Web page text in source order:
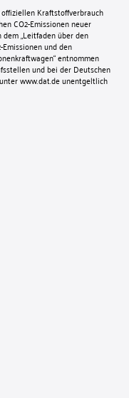
Kraftstoffverbrauch
CO2-Emissionen neuer
„Leitfaden über den
und den
entnommen
und bei der Deutschen
www.dat.deunentgeltlich